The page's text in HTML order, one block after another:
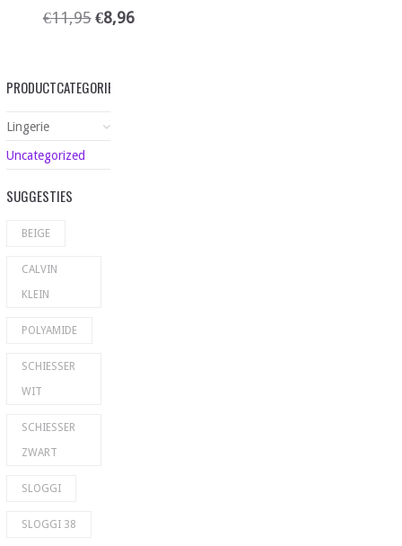
€11,95 €8,96
PRODUCTCATEGORIEËN
Lingerie
Uncategorized
SUGGESTIES
BEIGE
CALVIN
KLEIN
POLYAMIDE
SCHIESSER
WIT
SCHIESSER
ZWART
SLOGGI
SLOGGI 38